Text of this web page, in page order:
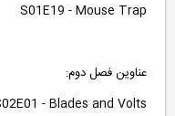
S01E19 - Mouse Trap
عناوین فصل دوم:
S02E01 - Blades and Volts